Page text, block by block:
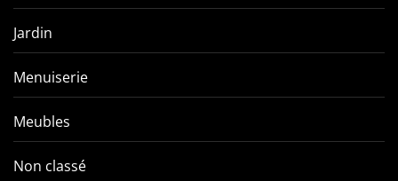
Jardin
Menuiserie
Meubles
Non classé